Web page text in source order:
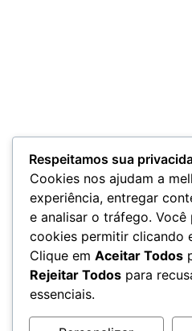
Respeitamos sua
Cookies nos ajudam a
experiência, entregar
e analisar o tráfego.
cookies permitir clicando
Clique em Aceitar Todos
Rejeitar Todos para
essenciais.